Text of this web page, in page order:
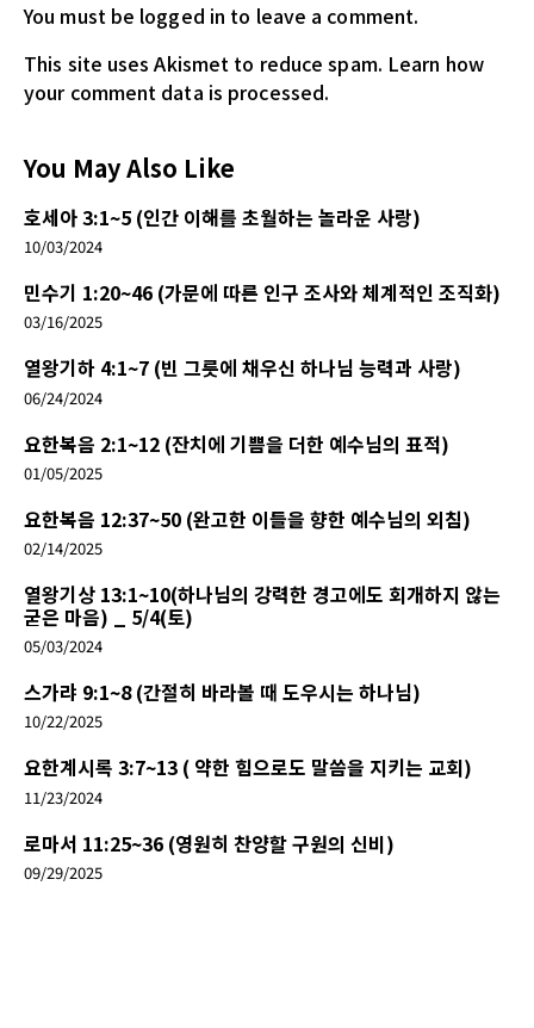
You must be logged in to leave a comment.
This site uses Akismet to reduce spam. Learn how
your comment data is processed.
You May Also Like
호세아 3:1~5 (인간 이해를 초월하는 놀라운 사랑)
10/03/2024
민수기 1:20~46 (가문에 따른 인구 조사와 체계적인 조직화)
03/16/2025
열왕기하 4:1~7 (빈 그릇에 채우신 하나님 능력과 사랑)
06/24/2024
요한복음 2:1~12 (잔치에 기쁨을 더한 예수님의 표적)
01/05/2025
요한복음 12:37~50 (완고한 이들을 향한 예수님의 외침)
02/14/2025
열왕기상 13:1~10(하나님의 강력한 경고에도 회개하지 않는
굳은 마음) _ 5/4(토)
05/03/2024
스가랴 9:1~8 (간절히 바라볼 때 도우시는 하나님)
10/22/2025
요한계시록 3:7~13 ( 약한 힘으로도 말씀을 지키는 교회)
11/23/2024
로마서 11:25~36 (영원히 찬양할 구원의 신비)
09/29/2025